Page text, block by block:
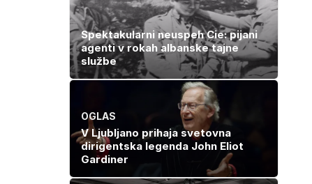
Spektakularni neuspeh Cie: pijani
agenti v rokah albanske tajne
službe
OGLAS
V Ljubljano prihaja svetovna
dirigentska legenda John Eliot
Gardiner